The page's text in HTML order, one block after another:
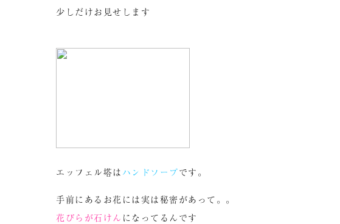
少しだけお見せします
エッフェル塔は ハンドソープです。
手前にあるお花には実は秘密があって。。
花びらが石けん になってるんです